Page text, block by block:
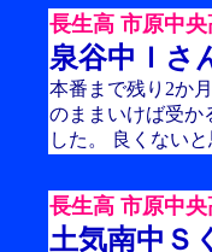
長生高 市原中
泉谷中Ｉさ
本番まで残り2か
のままいけば受か
した。 良くない
長生高 市原中
土気南中Ｓ